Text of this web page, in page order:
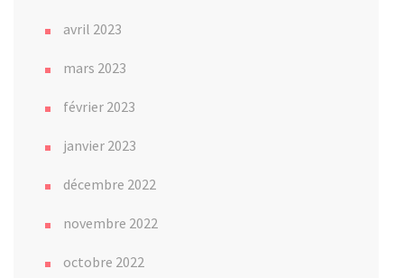
avril 2023
mars 2023
février 2023
janvier 2023
décembre 2022
novembre 2022
octobre 2022